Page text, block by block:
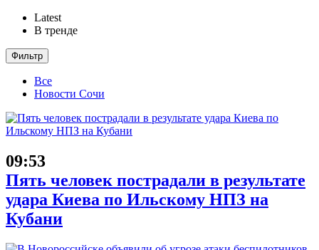
Latest
В тренде
Фильтр
Все
Новости Сочи
09:53
Пять человек пострадали в результате
удара Киева по Ильскому НПЗ на
Кубани